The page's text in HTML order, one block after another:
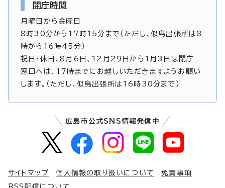
開庁時間
月曜日から金曜日
8時30分から17時15分まで（ただし、似島出張所は8
時から16時45分）
祝日・休日、8月6日、12月29日から1月3日は閉庁
窓口へは、17時までにお越しいただきますようお願い
します。（ただし、似島出張所は16時30分まで）
広島市公式SNS情報発信中
サイトマップ 個人情報の取り扱いについて
免責事項
RSS配信について